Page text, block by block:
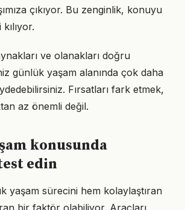
çıkıyor. Bu zenginlik, konuyu
ve olanakları doğru
günlük yaşam alanında çok daha
Fırsatları fark etmek,
az önemli değil.
konusunda
edin
yaşam sürecini hem kolaylaştıran
bir faktör olabiliyor. Araçları